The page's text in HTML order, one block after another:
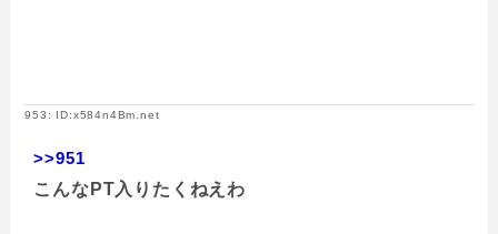
953: ID:x584n4Bm.net
>>951
こんなPT入りたくねえわ